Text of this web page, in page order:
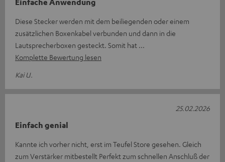
Einfache Anwendung
Diese Stecker werden mit dem beiliegenden oder einem
zusätzlichen Boxenkabel verbunden und dann in die
Lautsprecherboxen gesteckt. Somit hat
Komplette Bewertung lesen
Kai U.
Einfach genial
Kannte ich vorher nicht, erst im Teufel Store gesehen. Gleich
zum Verstärker mitbestellt Perfekt zum schnellen Anschluß der
25.02.2026